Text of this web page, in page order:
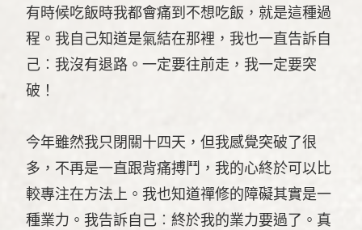
有時候吃飯時我都會痛到不想吃飯，就是這種過
程。我自己知道是氣結在那裡，我也一直告訴自
己︰我沒有退路。一定要往前走，我一定要突
破！
今年雖然我只閉關十四天，但我感覺突破了很
多，不再是一直跟背痛搏鬥，我的心終於可以比
較專注在方法上。我也知道禪修的障礙其實是一
種業力。我告訴自己︰終於我的業力要過了。真